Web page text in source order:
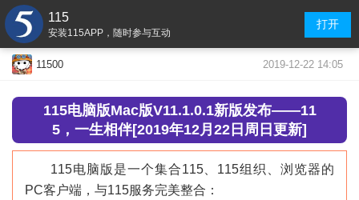
115
安装115APP，随时参与互动
打开
11500 2019-12-22 14:05
115电脑版Mac版V11.1.0.1新版发布——11
5，一生相伴[2019年12月22日周日更新]
115电脑版是一个集合115、115组织、浏览器的
PC客户端，与115服务完美整合：